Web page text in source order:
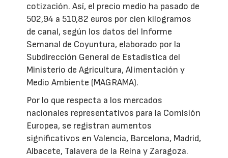
cotización. Así, el precio medio ha pasado de
502,94 a 510,82 euros por cien kilogramos
de canal, según los datos del Informe
Semanal de Coyuntura, elaborado por la
Subdirección General de Estadística del
Ministerio de Agricultura, Alimentación y
Medio Ambiente (MAGRAMA).
Por lo que respecta a los mercados
nacionales representativos para la Comisión
Europea, se registran aumentos
significativos en Valencia, Barcelona, Madrid,
Albacete, Talavera de la Reina y Zaragoza.